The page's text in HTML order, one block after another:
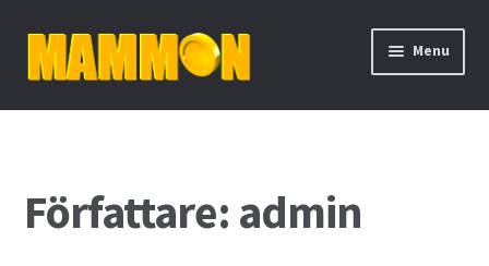
Skip
to
Skip
to
Menu
Hem
Binära optioner
Författare: admin